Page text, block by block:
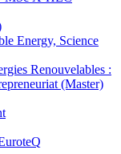
Energy, Science
Renouvelables :
(Master)